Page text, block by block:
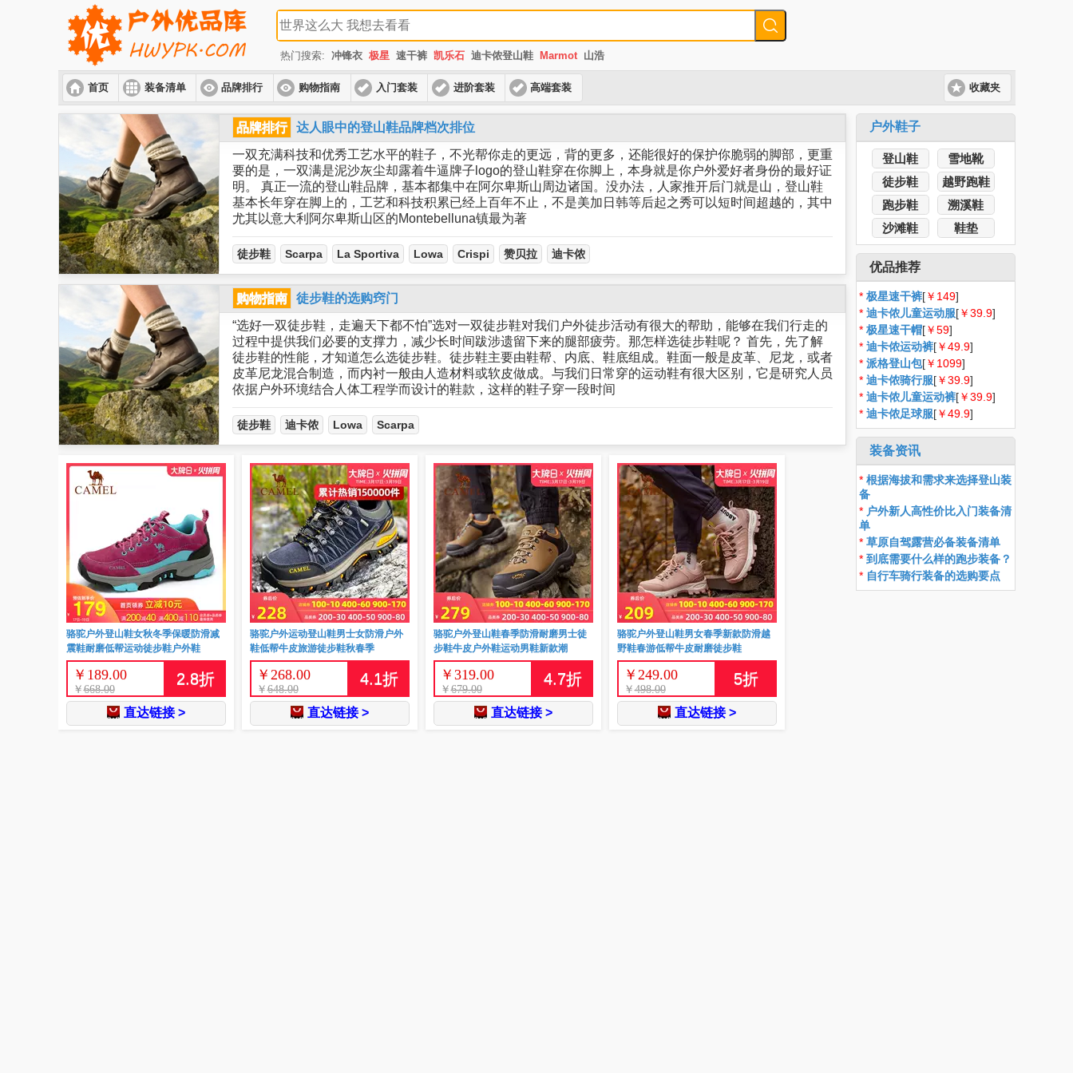
热门搜索: 冲锋衣 极星 速干裤 凯乐石 迪卡侬登山鞋 Marmot 山浩
首页 装备清单 品牌排行 购物指南 入门套装 进阶套装 高端套装 收藏夹
品牌排行
达人眼中的登山鞋品牌档次排位
一双充满科技和优秀工艺水平的鞋子，不光帮你走的更远，背的更多，还能很好的保护你脆弱的脚部，更重
要的是，一双满是泥沙灰尘却露着牛逼牌子logo的登山鞋穿在你脚上，本身就是你户外爱好者身份的最好证
明。 真正一流的登山鞋品牌，基本都集中在阿尔卑斯山周边诸国。没办法，人家推开后门就是山，登山鞋
基本长年穿在脚上的，工艺和科技积累已经上百年不止，不是美加日韩等后起之秀可以短时间超越的，其中
尤其以意大利阿尔卑斯山区的Montebelluna镇最为著
徒步鞋 Scarpa La Sportiva Lowa Crispi 赞贝拉 迪卡侬
购物指南
徒步鞋的选购窍门
“选好一双徒步鞋，走遍天下都不怕”选对一双徒步鞋对我们户外徒步活动有很大的帮助，能够在我们行走的
过程中提供我们必要的支撑力，减少长时间跋涉遗留下来的腿部疲劳。那怎样选徒步鞋呢？ 首先，先了解
徒步鞋的性能，才知道怎么选徒步鞋。徒步鞋主要由鞋帮、内底、鞋底组成。鞋面一般是皮革、尼龙，或者
皮革尼龙混合制造，而内衬一般由人造材料或软皮做成。与我们日常穿的运动鞋有很大区别，它是研究人员
依据户外环境结合人体工程学而设计的鞋款，这样的鞋子穿一段时间
徒步鞋 迪卡侬 Lowa Scarpa
骆驼户外登山鞋女秋冬季保暖防滑减
震鞋耐磨低帮运动徒步鞋户外鞋
￥ 189.00
￥668.00
2.8折
直达链接 >
骆驼户外运动登山鞋男士女防滑户外
鞋低帮牛皮旅游徒步鞋秋春季
￥ 268.00
￥648.00
4.1折
直达链接 >
骆驼户外登山鞋春季防滑耐磨男士徒
步鞋牛皮户外鞋运动男鞋新款潮
￥ 319.00
￥679.00
4.7折
直达链接 >
骆驼户外登山鞋男女春季新款防滑越
野鞋春游低帮牛皮耐磨徒步鞋
￥ 249.00
￥498.00
5折
直达链接 >
户外鞋子
登山鞋
雪地靴
徒步鞋
越野跑鞋
跑步鞋
溯溪鞋
沙滩鞋
鞋垫
优品推荐
* 极星速干裤[￥149]
* 迪卡侬儿童运动服[￥39.9]
* 极星速干帽[￥59]
* 迪卡侬运动裤[￥49.9]
* 派格登山包[￥1099]
* 迪卡侬骑行服[￥39.9]
* 迪卡侬儿童运动裤[￥39.9]
* 迪卡侬足球服[￥49.9]
装备资讯
* 根据海拔和需求来选择登山装
备
* 户外新人高性价比入门装备清
单
* 草原自驾露营必备装备清单
* 到底需要什么样的跑步装备？
* 自行车骑行装备的选购要点